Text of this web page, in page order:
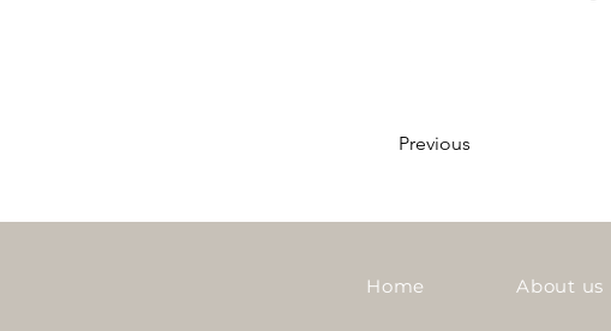
Previous
Home About us